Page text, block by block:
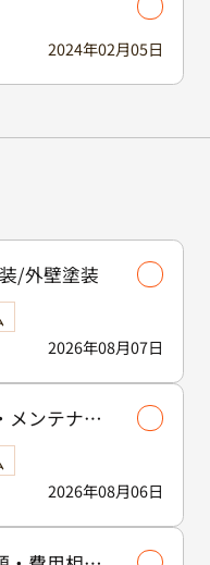
/外壁塗装
2026年08月07日
メンテナン
2026年08月06日
2024年02月05日